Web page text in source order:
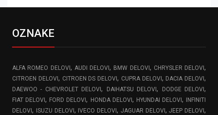
OZNAKE
ALFA ROMEO DELOVI , AUDI DELOVI , BMW DELOVI , CHRYSLER DELOVI ,
CITROEN DELOVI , CITROEN DS DELOVI , CUPRA DELOVI , DACIA DELOVI ,
DAEWOO - CHEVROLET DELOVI, DAIHATSU DELOVI, DODGE DELOVI,
FIAT DELOVI, FORD DELOVI, HONDA DELOVI , HYUNDAI DELOVI ,
INFINITI
DELOVI , ISUZU DELOVI , IVECO DELOVI , JAGUAR DELOVI ,JEEP DELOVI ,